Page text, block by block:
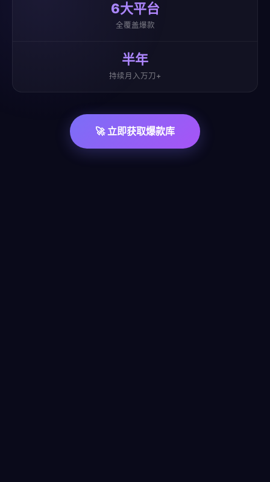
6大平台
全覆盖爆款
半年
持续月入万刀+
🚀 立即获取爆款库